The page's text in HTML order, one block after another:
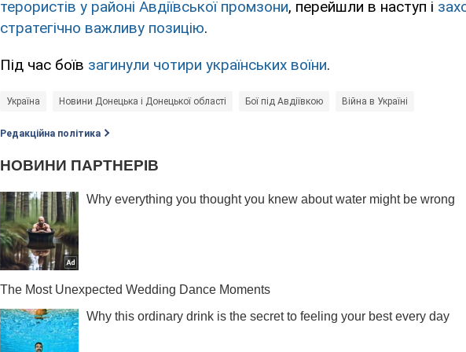
терористів у районі Авдіївської промзони, перейшли в наступ і
стратегічно важливу позицію.
Під час боїв загинули чотири українських воїни.
Україна Новини Донецька і Донецької області Бої під Авдіївкою Війна в Україні
Редакційна політика